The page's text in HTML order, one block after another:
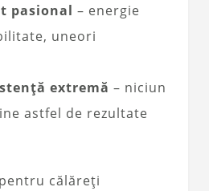
pasional – energie
uneori
extremă – niciun
astfel de rezultate
călăreți